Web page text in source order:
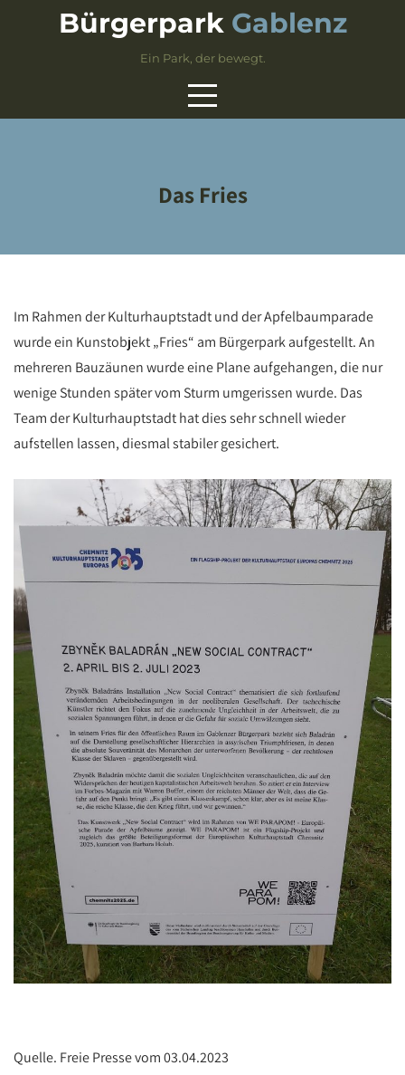
Bürgerpark Gablenz
Ein Park, der bewegt.
Das Fries
Im Rahmen der Kulturhauptstadt und der Apfelbaumparade
wurde ein Kunstobjekt „Fries“ am Bürgerpark aufgestellt. An
mehreren Bauzäunen wurde eine Plane aufgehangen, die nur
wenige Stunden später vom Sturm umgerissen wurde. Das
Team der Kulturhauptstadt hat dies sehr schnell wieder
aufstellen lassen, diesmal stabiler gesichert.
Quelle. Freie Presse vom 03.04.2023